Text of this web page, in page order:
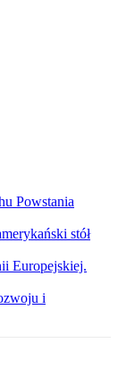
Powstania
stół
Europejskiej.
i